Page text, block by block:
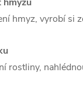
hmyzu
hmyz, vyrobí si
rostliny,